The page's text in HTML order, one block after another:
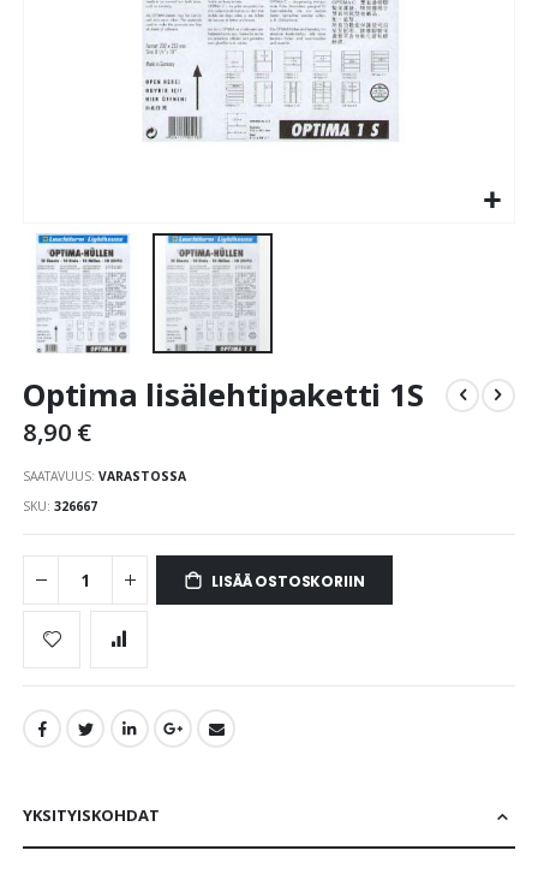
to
beginning
images
gallery
Optima lisälehtipaketti 1S
8,90 €
SAATAVUUS: VARASTOSSA
SKU 326667
LISÄÄ OSTOSKORIIN
YKSITYISKOHDAT